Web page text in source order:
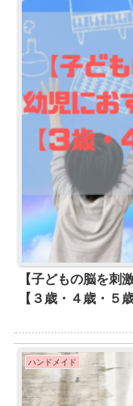
【子どもの脳を刺
【３歳・４歳・５
ハンドメイド